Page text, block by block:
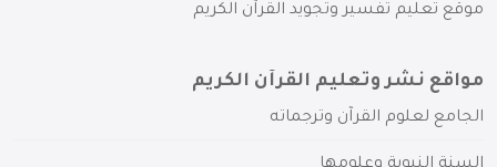
موقع تعليم تفسير وتجويد القرآن الكريم
مواقع نشر وتعليم القرآن الكريم
الجامع لعلوم القرآن وترجماته